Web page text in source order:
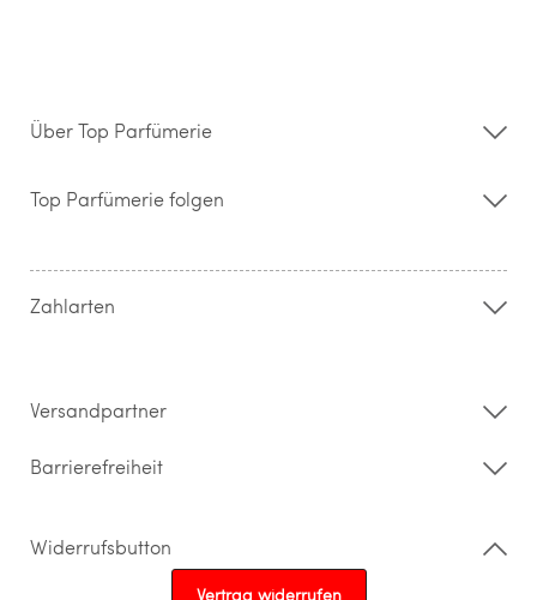
Über Top Parfümerie
Storefinder
Kontakt
Widerrufsrecht & Rückgabebedingungen
Top Parfümerie folgen
Zahlarten
Versandpartner
Barrierefreiheit
Widerrufsbutton
Vertrag widerrufen